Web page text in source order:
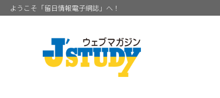
ようこそ「留日情報電子網誌」へ！